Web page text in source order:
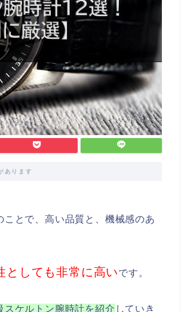
あります
とで、高い品質と、機械感のあ
としても非常に高いです。
スケルトン腕時計を紹介 していき